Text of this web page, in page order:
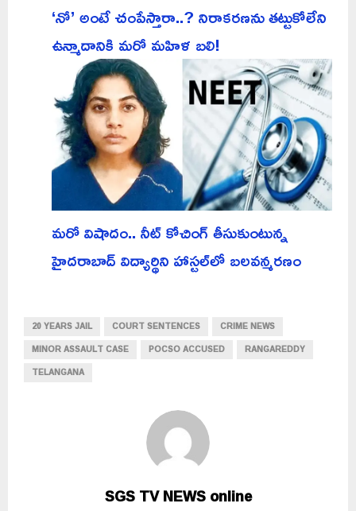
‘నో’ అంటే చంపేస్తారా..? నిరాకరణను తట్టుకోలేని
ఉన్మాదానికి మరో మహిళ బలి!
మరో విషాదం.. నీట్ కోచింగ్ తీసుకుంటున్న
హైదరాబాద్ విద్యార్థిని హాస్టల్‌లో బలవన్మరణం
20 YEARS JAIL COURT SENTENCES
CRIME NEWS
MINOR ASSAULT CASE
POCSO ACCUSED
RANGAREDDY
TELANGANA
SGS TV NEWS online